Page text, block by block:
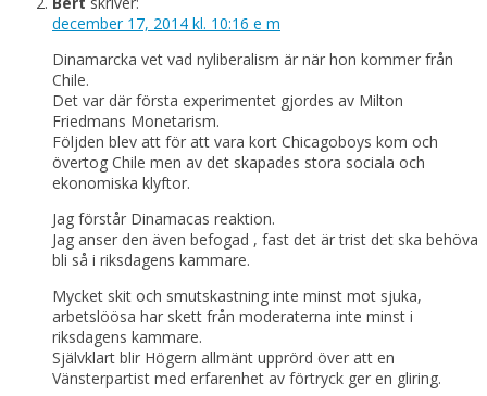
december 17, 2014 kl. 10:16 e m
Dinamarcka vet vad nyliberalism är när hon kommer från
Chile.
Det var där första experimentet gjordes av Milton
Friedmans Monetarism.
Följden blev att för att vara kort Chicagoboys kom och
övertog Chile men av det skapades stora sociala och
ekonomiska klyftor.
Jag förstår Dinamacas reaktion.
Jag anser den även befogad , fast det är trist det ska behöva
bli så i riksdagens kammare.
Mycket skit och smutskastning inte minst mot sjuka,
arbetslöösa har skett från moderaterna inte minst i
riksdagens kammare.
Självklart blir Högern allmänt upprörd över att en
Vänsterpartist med erfarenhet av förtryck ger en gliring.